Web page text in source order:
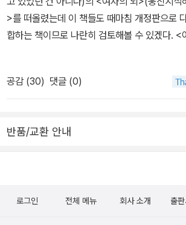
긴 하지만, 가장 덩치 큰 아이가 항상 리더가 되
리 자리를 차지하는 아이는 싸울 때 물러서지 않
들은 도전자들을 위협하고 괴롭히고 두들겨 패
다. 무리의 모든 남자아이를 대상으로 호르몬 검
왔다. 그리고 놀라운 사실은 일곱 살이 될 무렵
할 위치를 예측해볼 수 있다는 점이었다. _본문 중에서 남자
자가 처음 뇌 속에 무대를 마련하는 순간 펼쳐
르몬에 의해 더욱 확대된다. 임신 8주가 되면
테론을 생산하기 시작한다. 저자는 25년간의 연
>를 떠올렸는데 이 책들도 때마침 개정판으로
합하는 책이므로 나란히 검토해볼 수 있겠다. <
들을 분류해보면 크게 감정과 이성에 대한 질문
여자의 뇌’, ‘천재의 뇌’, ‘효과적인 공부 방법’처
생겨난 질문이다. 그런데 뇌과학은 신경계의 원
리학, 인지과학, 행동 경제학같이 뇌를 직접 보
의 성과들이 뇌과학으로 포장되는 경우도 많다
뇌과학이 악용될 수도 있다.˝마지막 문장이 요
공감 (30) 댓글 (0)
반품/교환 안내
로그인 전체 메뉴 회사 소개 출